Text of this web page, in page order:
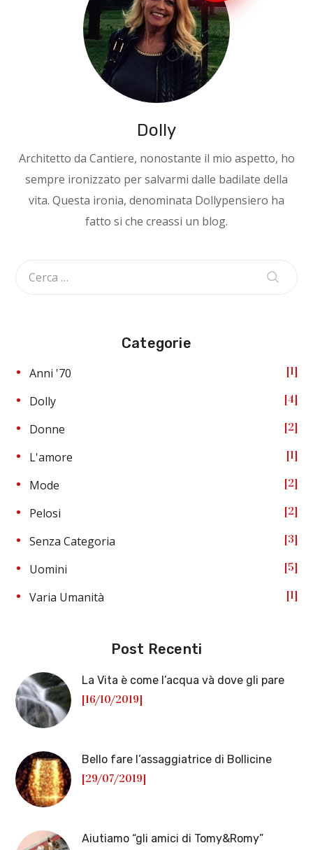
Dolly
Architetto da Cantiere, nonostante il mio aspetto, ho
sempre ironizzato per salvarmi dalle badilate della
vita. Questa ironia, denominata Dollypensiero ha
fatto si che creassi un blog.
Categorie
Anni '70 1
Dolly 4
Donne 2
L'amore 1
Mode 2
Pelosi 2
Senza Categoria 3
Uomini 5
Varia Umanità 1
Post Recenti
La Vita è come l’acqua và dove gli pare
[16/10/2019]
Bello fare l’assaggiatrice di Bollicine
[29/07/2019]
Aiutiamo “gli amici di Tomy&Romy”